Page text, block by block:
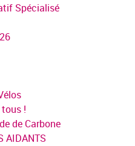
Spécialisé
!
de Carbone
AIDANTS